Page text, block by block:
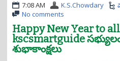
7:08 AM K.S.Chowdary
No comments
Happy New Year to
kscsmartguide
శుభాకాంక్షలు